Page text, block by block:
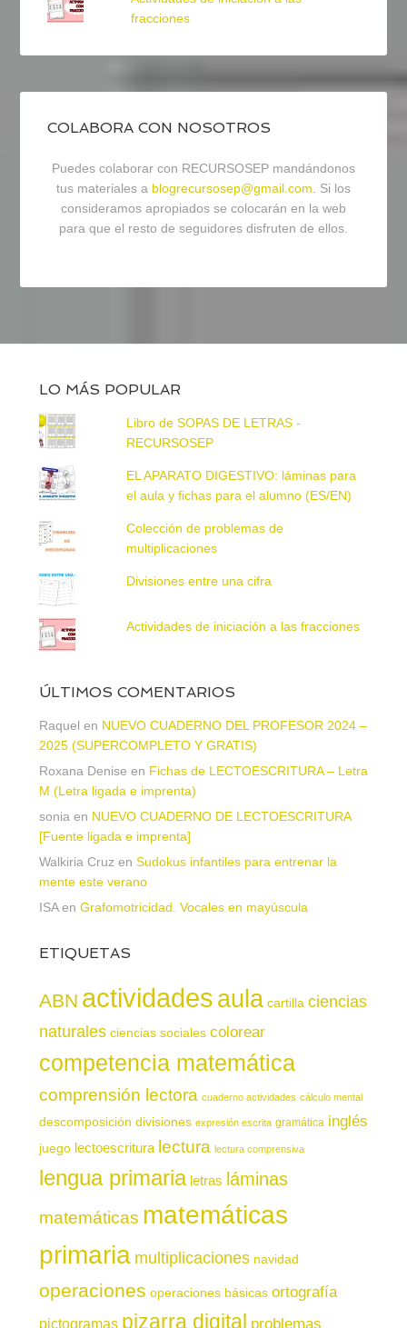
fracciones
COLABORA CON NOSOTROS
Puedes colaborar con RECURSOSEP mandándonos
tus materiales a blogrecursosep@gmail.com . Si los
consideramos apropiados se colocarán en la web
para que el resto de seguidores disfruten de ellos.
LO MÁS POPULAR
Libro de SOPAS DE LETRAS -
RECURSOSEP
EL APARATO DIGESTIVO: láminas para
el aula y fichas para el alumno (ES/EN)
Colección de problemas de
multiplicaciones
Divisiones entre una cifra
Actividades de iniciación a las fracciones
ÚLTIMOS COMENTARIOS
Raquel en NUEVO CUADERNO DEL PROFESOR 2024 –
2025 (SUPERCOMPLETO Y GRATIS)
Roxana Denise en Fichas de LECTOESCRITURA – Letra
M (Letra ligada e imprenta)
soniaen NUEVO CUADERNO DE LECTOESCRITURA
[Fuente ligada e imprenta]
Walkiria Cruzen Sudokus infantiles para entrenar la
mente este verano
ISAen Grafomotricidad. Vocales en mayúscula
ETIQUETAS
ABN actividadesaula cartilla ciencias
naturales ciencias sociales colorear
competencia matemática
comprensión lectora cuaderno actividades cálculo mental
descomposición divisiones expresión escrita gramática inglés
juego lectoescritura lectura lectura comprensiva
lengua primaria letras láminas
matemáticas matemáticas
primaria multiplicaciones navidad
operaciones operaciones básicas ortografía
pictogramas pizarra digital problemas